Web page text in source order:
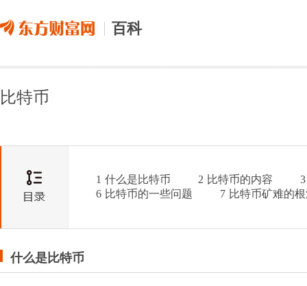
百科
比特币
1 什么是比特币 2 比特币的内容
3
6 比特币的一些问题 7 比特币矿难的
什么是比特币